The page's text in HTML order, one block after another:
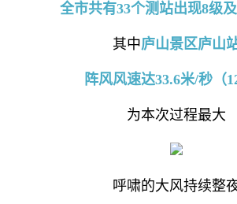
全市共有33个测站出现8级
其中庐山景区庐山
阵风风速达33.6米/秒（
为本次过程最大
呼啸的大风持续整